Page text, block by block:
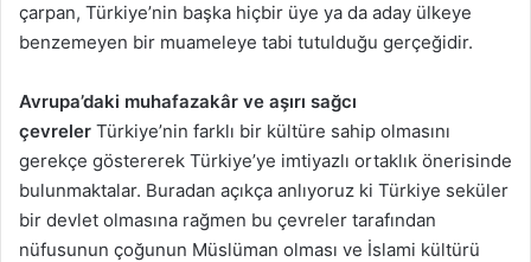
çarpan, Türkiye’nin başka hiçbir üye ya da aday ülkeye
benzemeyen bir muameleye tabi tutulduğu gerçeğidir.
Avrupa’daki muhafazakâr ve aşırı sağcı
çevreler Türkiye’nin farklı bir kültüre sahip olmasını
gerekçe göstererek Türkiye’ye imtiyazlı ortaklık önerisinde
bulunmaktalar. Buradan açıkça anlıyoruz ki Türkiye seküler
bir devlet olmasına rağmen bu çevreler tarafından
nüfusunun çoğunun Müslüman olması ve İslami kültürü